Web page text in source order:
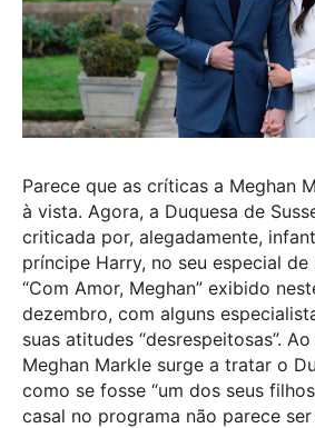
Parece que as críticas a Meghan
à vista. Agora, a Duquesa de
criticada por, alegadamente,
príncipe Harry, no seu especial
“Com Amor, Meghan” exibido
dezembro, com alguns
suas atitudes “desrespeitosas”.
Meghan Markle surge a tratar o
como se fosse “um dos seus
casal no programa não parece